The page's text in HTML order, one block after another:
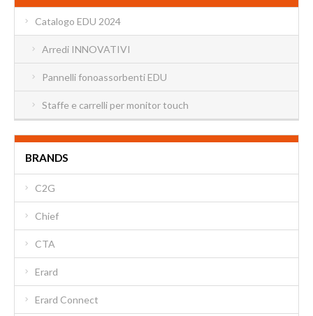
Catalogo EDU 2024
Arredi INNOVATIVI
Pannelli fonoassorbenti EDU
Staffe e carrelli per monitor touch
BRANDS
C2G
Chief
CTA
Erard
Erard Connect